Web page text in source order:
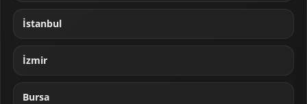
İstanbul
İzmir
Bursa